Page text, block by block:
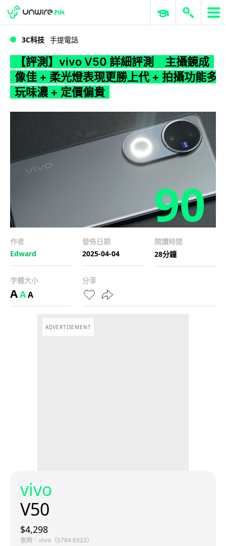
WWDC 2026 ERP 與商業 AI
3C科技 手提電話
【評測】vivo V50 詳細評測 主攝鏡成
像佳 + 柔光燈表現更勝上代 + 拍攝功能多
玩味濃 + 定價偏貴
90
作者
Edward
發佈日期
2025-04-04
閱讀時間
28分鐘
字體大小
AAA
分享
ADVERTISEMENT
vivo
V50
$4,298
查詢：vivo（5704 0322）